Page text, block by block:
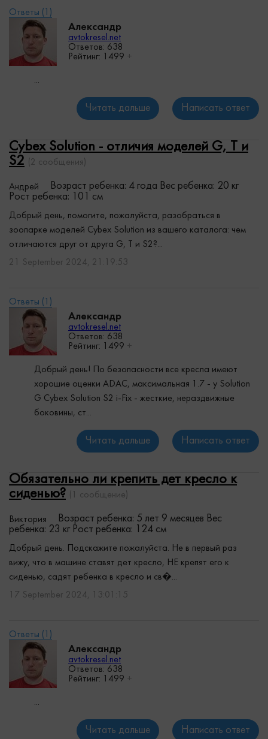
Александр
avtokresel.net
Ответов: 638
Рейтинг:
1499 +
...
Читать дальше Написать ответ
Cybex Solution - отличия моделей G, T и
S2
(2 сообщения)
Андрей Возраст ребенка: 4 года Вес ребенка: 20 кг
Рост ребенка: 101 см
Добрый день, помогите, пожалуйста, разобраться в
зоопарке моделей Cybex Solution из вашего каталога: чем
отличаются друг от друга G, T и S2?...
21 September 2024, 21:19:53
Александр
avtokresel.net
Ответов: 638
Рейтинг:
1499 +
Добрый день! По безопасности все кресла имеют
хорошие оценки ADAC, максимальная 1.7 - у Solution
G Cybex Solution S2 i-Fix - жесткие, нераздвижные
боковины, ст...
Читать дальше Написать ответ
Обязательно ли крепить дет кресло к
сиденью?
(1 сообщение)
Виктория Возраст ребенка: 5 лет 9 месяцев Вес
ребенка: 23 кг Рост ребенка: 124 см
Добрый день. Подскажите пожалуйста. Не в первый раз
вижу, что в машине ставят дет кресло, НЕ крепят его к
сиденью, садят ребенка в кресло и св�...
17 September 2024, 13:01:15
Александр
avtokresel.net
Ответов: 638
Рейтинг:
1499 +
...
Читать дальше Написать ответ